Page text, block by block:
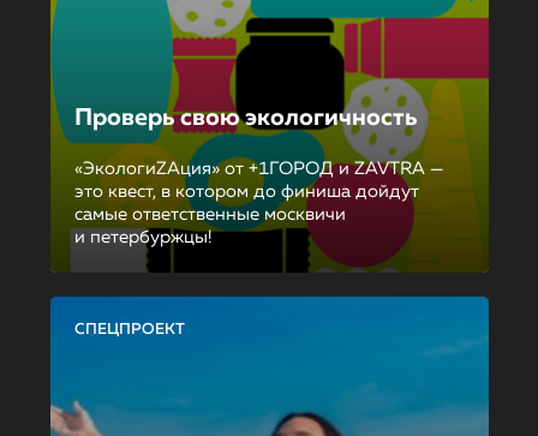
Проверь свою экологичность
«ЭкологиZAция» от +1ГОРОД и ZAVTRA —
это квест, в котором до финиша дойдут
самые ответственные москвичи
и петербуржцы!
СПЕЦПРОЕКТ